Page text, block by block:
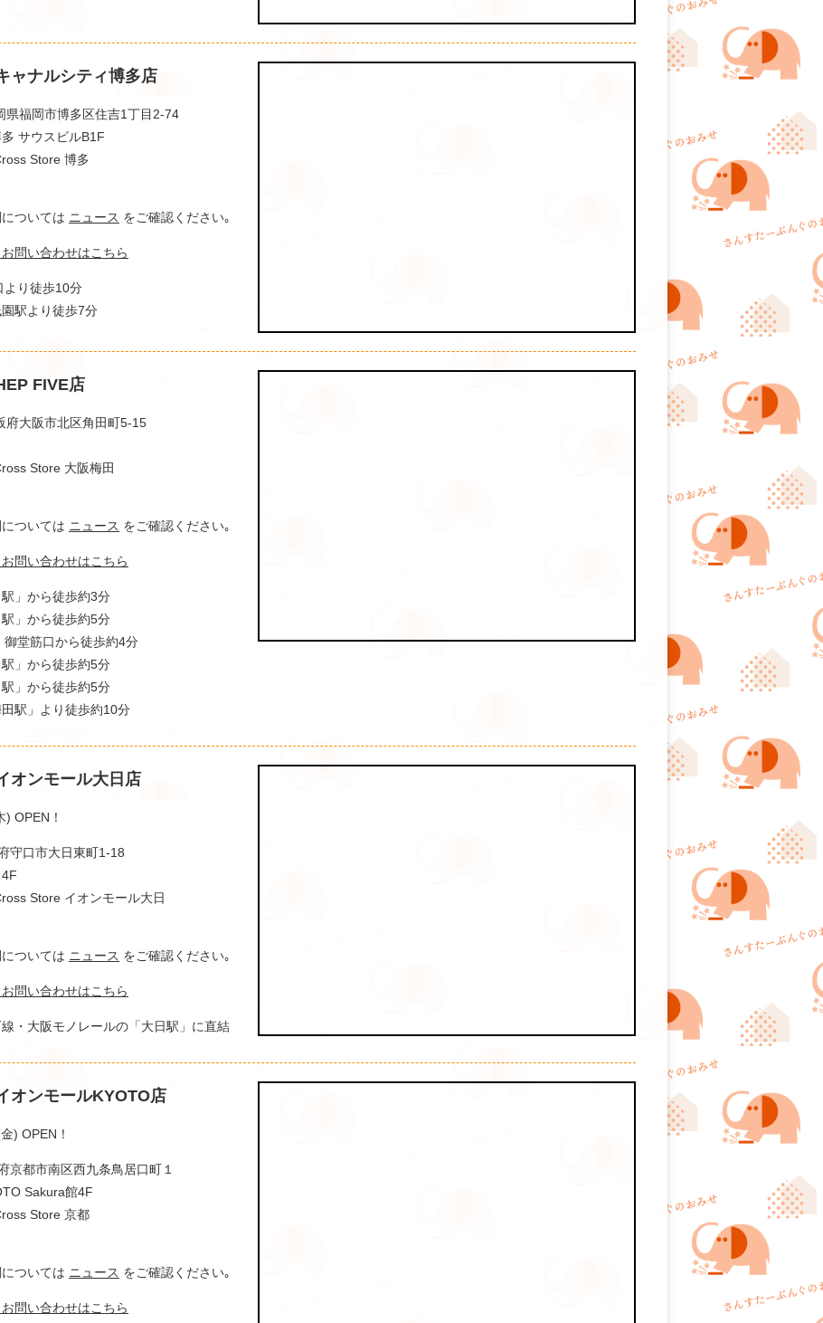
ャナルシティ博多店
福岡市博多区住吉1丁目2-74
サウスビルB1F
Store 博多
については ニュース をご確認ください｡
問い合わせはこちら
より徒歩10分
駅より徒歩7分
FIVE店
大阪市北区角田町5-15
Store 大阪梅田
については ニュース をご確認ください｡
問い合わせはこちら
」から徒歩約3分
」から徒歩約5分
御堂筋口から徒歩約4分
」から徒歩約5分
」から徒歩約5分
駅」より徒歩約10分
オンモール大日店
OPEN！
守口市大日東町1-18
Store イオンモール大日
については ニュース をご確認ください｡
問い合わせはこちら
・大阪モノレールの「大日駅」に直結
オンモールKYOTO店
) OPEN！
京都市南区西九条鳥居口町１
Sakura館4F
Store 京都
については ニュース をご確認ください｡
問い合わせはこちら